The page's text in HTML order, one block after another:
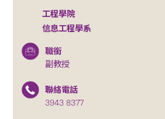
工程學院
信息工程學系
職銜
副教授
聯絡電話
3943 8377